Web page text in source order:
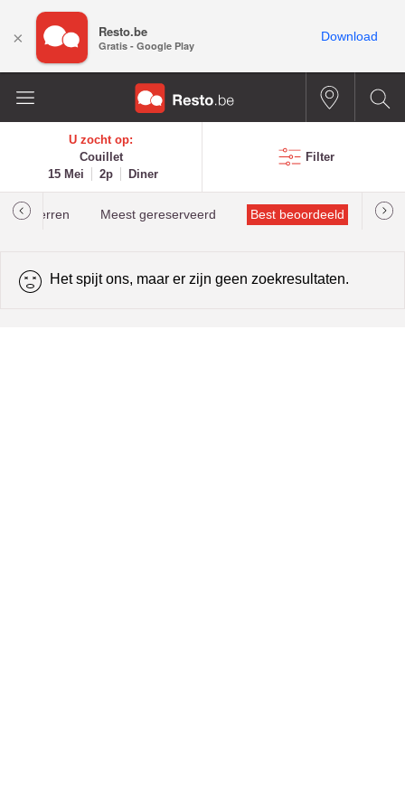
U zocht op:
Couillet
15 Mei
2p Diner
Filter
Meest gereserveerd Best beoordeeld
Het spijt ons, maar er zijn geen zoekresultaten.
× Resto.be
Gratis - Google Play
Download